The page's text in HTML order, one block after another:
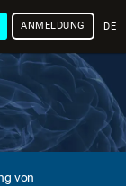
ANMELDUNG
von